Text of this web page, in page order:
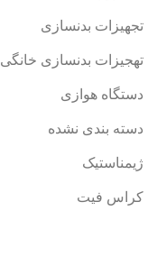
تجهیزات بدنسازی
تهجیزات بدنسازی خانگی
دستگاه هوازی
دسته بندی نشده
ژیمناستیک
کراس فیت